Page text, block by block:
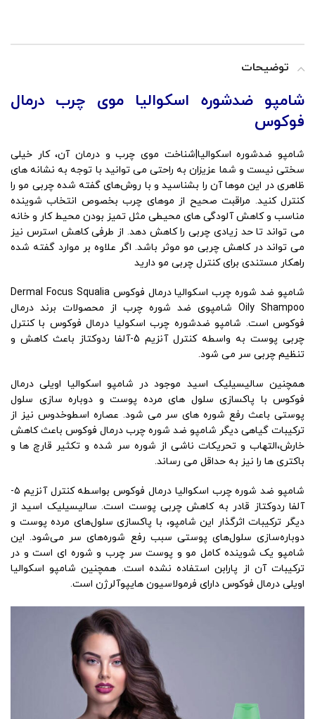
توضیحات
شامپو ضدشوره اسکوالیا موی چرب درمال
فوکوس
شامپو ضدشوره اسکوالیا|شناخت موی چربو درمان آن، کار خیلی
سختی نیست و شما عزیزان به راحتی می توانید با توجه به نشانه های
ظاهری در این موها آن را بشناسید و با روش‌های گفته شده چربی مو را
کنترل کنید. مراقبت صحیح از موهای چرب بخصوص انتخاب شوینده
مناسب و کاهش آلودگی های محیطی مثل تمیز بودن محیط کار و خانه
می تواند تا حد زیادی چربی را کاهش دهد. از طرفی کاهش استرس نیز
می تواند در کاهش چربی مو موثر باشد. اگر علاوه بر موارد گفته شده
راهکار مستندی برای کنترل چربی مو دارید
شامپو ضد شوره چرب اسکوالیا درمال فوکوس Dermal Focus Squalia
Oily Shampoo شامپوی ضد شوره چرب از محصولات برند درمال
فوکوس است. شامپو ضدشوره چرب اسکولیا درمال فوکوس با کنترل
چربی پوست به واسطه کنترل آنزیم 5-آلفا ردوکتاز باعث کاهش و
تنظیم چربی سر می شود.
همچنین سالیسیلیک اسید موجود در شامپو اسکوالیا اویلی درمال
فوکوس با پاکسازی سلول های مرده پوست و دوباره سازی سلول
پوستی باعث رفع شوره های سر می شود. عصاره اسطوخدوس نیز از
ترکیبات گیاهی دیگر شامپو ضد شوره چرب درمال فوکوس باعث کاهش
خارش،‌التهاب و تحریکات ناشی از شوره سر شده و تکثیر قارچ ها و
باکتری ها را نیز به حداقل می رساند.
شامپو ضد شوره چرب اسکوالیا درمال فوکوس بواسطه کنترل آنزیم ۵-
آلفا ردوکتاز قادر به کاهش چربی پوست است. سالیسیلیک اسید از
دیگر ترکیبات اثرگذار این شامپو، با پاکسازی سلول‌های مرده پوست و
دوباره‌سازی سلول‌های پوستی سبب رفع شوره‌های سر می‌شود. این
شامپو یک شوینده کامل مو و پوست سر چرب و شوره ای است و در
ترکیبات آن از پارابن استفاده نشده است. همچنین شامپو اسکوالیا
اویلی درمال فوکوس دارای فرمولاسیون هایپوآلرژن است.